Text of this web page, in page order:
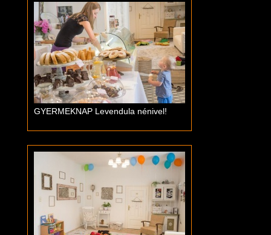
GYERMEKNAP Levendula nénivel!